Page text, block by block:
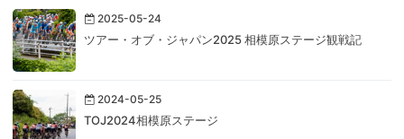
2025-05-24
ツアー・オブ・ジャパン2025 相模原ステージ観戦記
2024-05-25
TOJ2024相模原ステージ